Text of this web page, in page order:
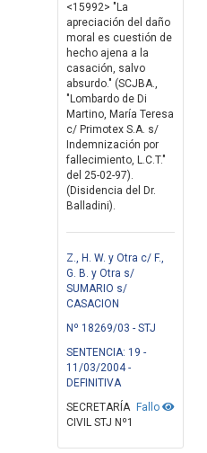
<15992> "La
apreciación del daño
moral es cuestión de
hecho ajena a la
casación, salvo
absurdo." (SCJBA.,
"Lombardo de Di
Martino, María Teresa
c/ Primotex S.A. s/
Indemnización por
fallecimiento, L.C.T."
del 25-02-97).
(Disidencia del Dr.
Balladini).
Z., H. W. y Otra c/ F.,
G. B. y Otra s/
SUMARIO s/
CASACION
Nº 18269/03 - STJ
SENTENCIA: 19 -
11/03/2004 -
DEFINITIVA
Fallo
SECRETARÍA
CIVIL STJ Nº1